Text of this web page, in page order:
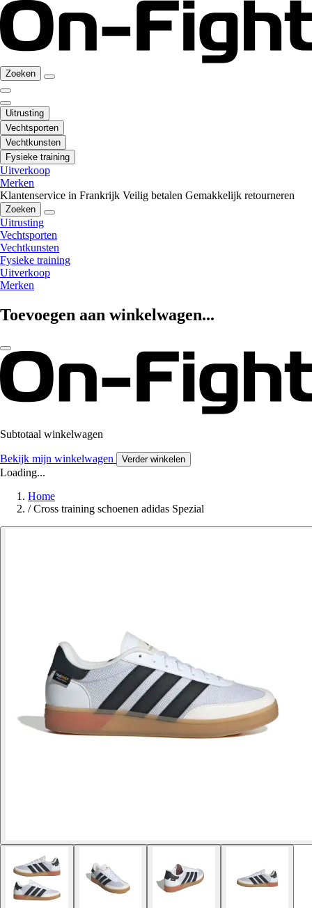
Zoeken
Uitrusting
Vechtsporten
Vechtkunsten
Fysieke training
Uitverkoop
Merken
Klantenservice in Frankrijk Veilig betalen Gemakkelijk retourneren
Zoeken
Uitrusting
Vechtsporten
Vechtkunsten
Fysieke training
Uitverkoop
Merken
Toevoegen aan winkelwagen...
Subtotaal winkelwagen
Bekijk mijn winkelwagen Verder winkelen
Loading...
Home
/ Cross training schoenen adidas Spezial